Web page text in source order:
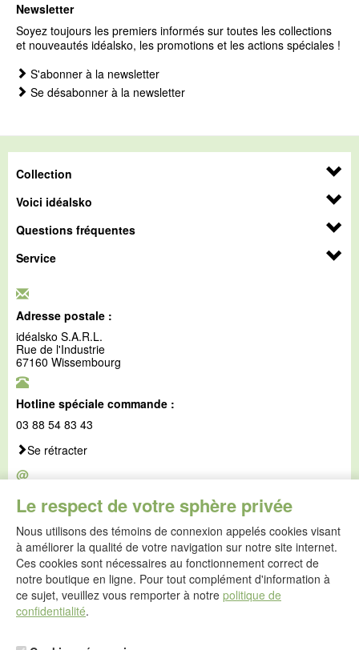
Le respect de votre sphère privée
Nous utilisons des témoins de connexion appelés cookies visant
à améliorer la qualité de votre navigation sur notre site internet.
Ces cookies sont nécessaires au fonctionnement correct de
notre boutique en ligne. Pour tout complément d'information à
ce sujet, veuillez vous remporter à notre politique de
confidentialité.
Newsletter
Soyez toujours les premiers informés sur toutes les collections
et nouveautés idéalsko, les promotions et les actions spéciales !
S'abonner à la newsletter
Se désabonner à la newsletter
Collection
Voici idéalsko
Questions fréquentes
Service
Adresse postale :
idéalsko S.A.R.L.
Rue de l'Industrie
67160 Wissembourg
Hotline spéciale commande :
03 88 54 83 43
Se rétracter
@
service@idealsko.fr
@
Formulaire de contact
Aller au formulaire de contact